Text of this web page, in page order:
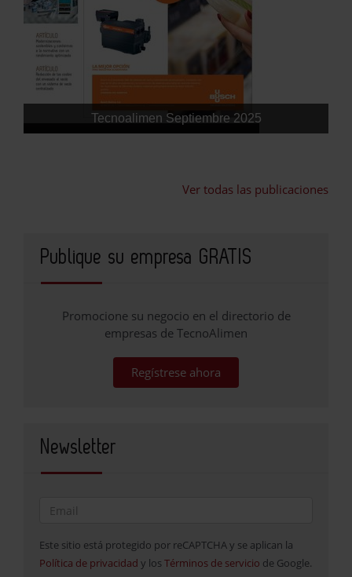
Tecnoalimen Septiembre 2025
Ver todas las publicaciones
Publique su empresa GRATIS
Promocione su negocio en el directorio de
empresas de TecnoAlimen
Regístrese ahora
Newsletter
Este sitio está protegido por reCAPTCHA y se aplican la
Política de privacidad y los Términos de servicio de Google.